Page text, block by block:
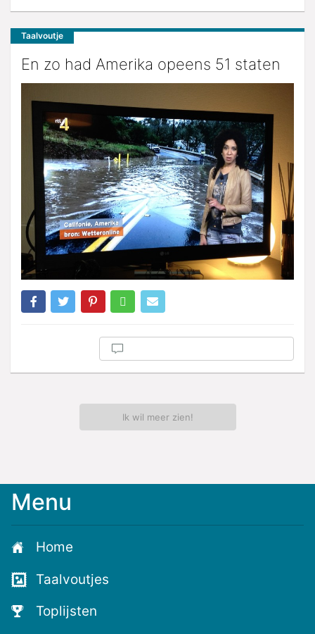
Taalvoutje
En zo had Amerika opeens 51 staten
Ik wil meer zien!
Menu
Home
Taalvoutjes
Toplijsten